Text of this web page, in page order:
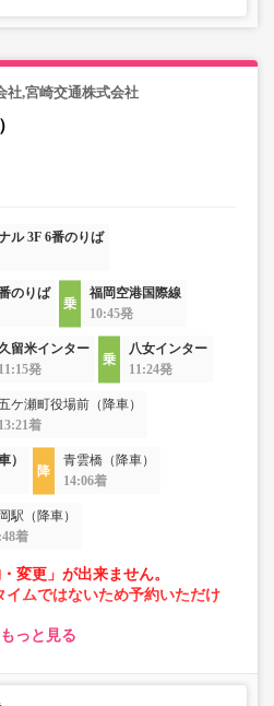
社,宮崎交通株式会社
ル 3F 6番のりば
のりば
福岡空港国際線
10:45発
留米インター
11:15発
八女インター
11:24発
ケ瀬町役場前（降車）
13:21着
）
青雲橋（降車）
14:06着
駅（降車）
着
変更」が出来ません。
イムではないため予約いただけ
る場合がございます。これに伴
さい。
もっと見る